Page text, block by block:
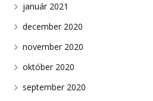
január 2021
december 2020
november 2020
október 2020
september 2020